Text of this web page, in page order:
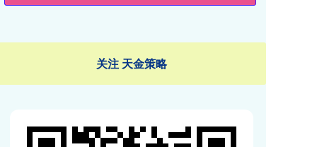
关注 天金策略